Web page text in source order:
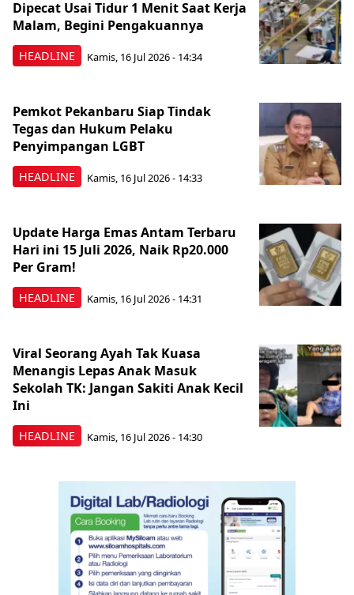
HEADLINE
Dipecat Usai Tidur 1 Menit Saat Kerja
Malam, Begini Pengakuannya
Kamis, 16 Jul 2026 - 14:34
HEADLINE
Pemkot Pekanbaru Siap Tindak
Tegas dan Hukum Pelaku
Penyimpangan LGBT
Kamis, 16 Jul 2026 - 14:33
HEADLINE
Update Harga Emas Antam Terbaru
Hari ini 15 Juli 2026, Naik Rp20.000
Per Gram!
Kamis, 16 Jul 2026 - 14:31
HEADLINE
Viral Seorang Ayah Tak Kuasa
Menangis Lepas Anak Masuk
Sekolah TK: Jangan Sakiti Anak Kecil
Ini
Kamis, 16 Jul 2026 - 14:30